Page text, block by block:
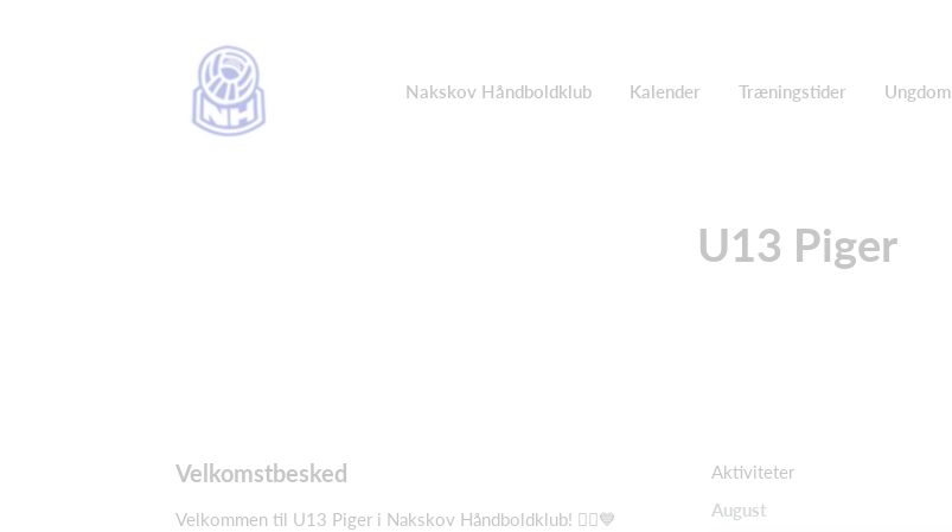
Nakskov Håndboldklub Kalender Træningstider Ungdom
U13 Piger
Velkomstbesked
Velkommen til U13 Piger i Nakskov Håndboldklub! 🤾‍♀️💙
Aktiviteter
August